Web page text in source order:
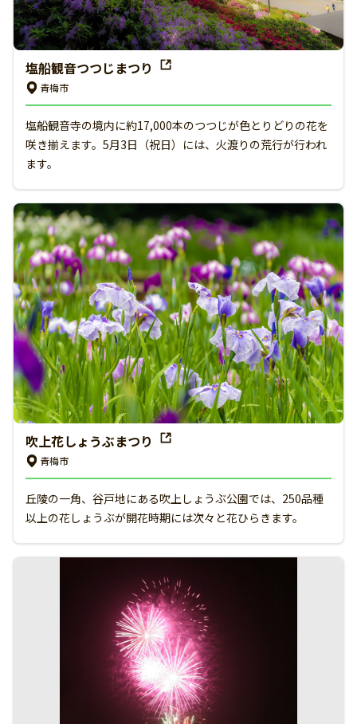
塩船観音つつじまつり
青梅市
塩船観音寺の境内に約17,000本のつつじが色とりどりの花を
咲き揃えます。5月3日（祝日）には、火渡りの荒行が行われ
ます。
吹上花しょうぶまつり
青梅市
丘陵の一角、谷戸地にある吹上しょうぶ公園では、250品種
以上の花しょうぶが開花時期には次々と花ひらきます。